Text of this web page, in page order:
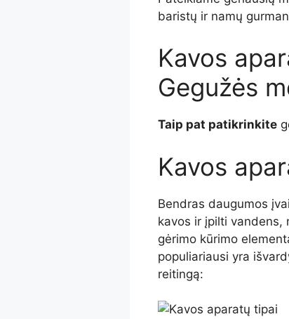
baristų ir namų
Kavos
Gegužės
Taip pat patikrinkite
Kavos
Bendras daugumos
kavos ir įpilti vandens,
gėrimo kūrimo
populiariausi yra
reitingą: